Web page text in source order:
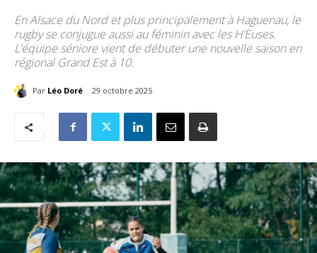
En Alsace du Nord et plus principalement à Haguenau, le
rugby se conjugue aussi au féminin avec les H’Euses.
L’équipe séniore vient de débuter une nouvelle saison en
régional Grand Est à 10.
Par Léo Doré 29 octobre 2025